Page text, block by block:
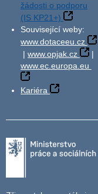
žádosti o podporu
(IS KP21+)
Související weby:
www.dotaceeu.cz
| www.opjak.cz
|
www.ec.europa.eu
Kariéra